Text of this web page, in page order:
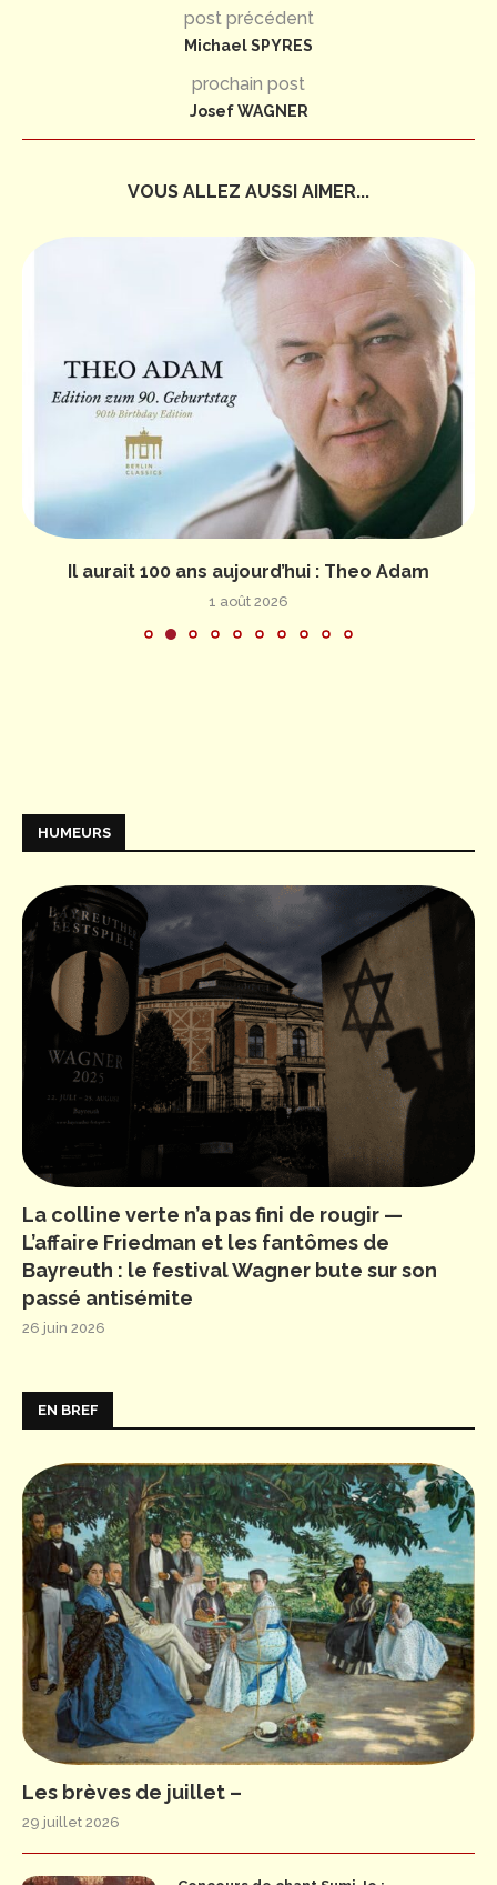
post précédent
Michael SPYRES
prochain post
Josef WAGNER
VOUS ALLEZ AUSSI AIMER...
Il aurait 100 ans aujourd’hui : Theo Adam
1 août 2026
HUMEURS
La colline verte n’a pas fini de rougir —
L’affaire Friedman et les fantômes de
Bayreuth : le festival Wagner bute sur son
passé antisémite
26 juin 2026
EN BREF
Les brèves de juillet –
29 juillet 2026